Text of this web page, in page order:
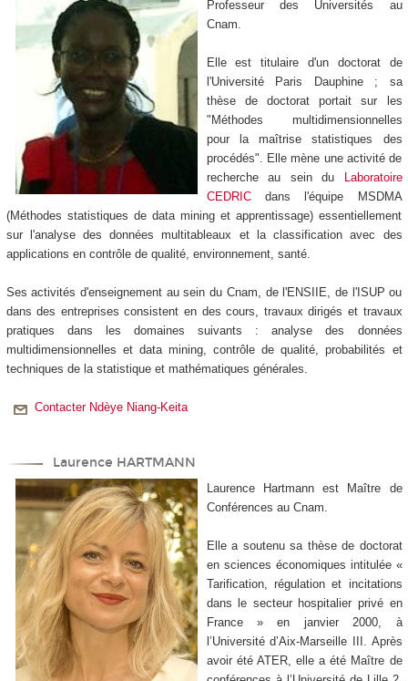
Professeur des Universités au
Cnam.
Elle est titulaire d'un doctorat de
l'Université Paris Dauphine ; sa
thèse de doctorat portait sur les
"Méthodes multidimensionnelles
pour la maîtrise statistiques des
procédés". Elle mène une activité de
recherche au sein du
Laboratoire
CEDRIC dans l'équipe MSDMA
(Méthodes statistiques de data mining et apprentissage) essentiellement
sur l'analyse des données multitableaux et la classification avec des
applications en contrôle de qualité, environnement, santé.
Ses activités d'enseignement au sein du Cnam, de l'ENSIIE, de l'ISUP ou
dans des entreprises consistent en des cours, travaux dirigés et travaux
pratiques dans les domaines suivants : analyse des données
multidimensionnelles et data mining, contrôle de qualité, probabilités et
techniques de la statistique et mathématiques générales.
Contacter Ndèye Niang-Keita
Laurence HARTMANN
Laurence Hartmann est Maître de
Conférences au Cnam.
Elle a soutenu sa thèse de doctorat
en sciences économiques intitulée «
Tarification, régulation et incitations
dans le secteur hospitalier privé en
France » en janvier 2000, à
l’Université d’Aix-Marseille III. Après
avoir été ATER, elle a été Maître de